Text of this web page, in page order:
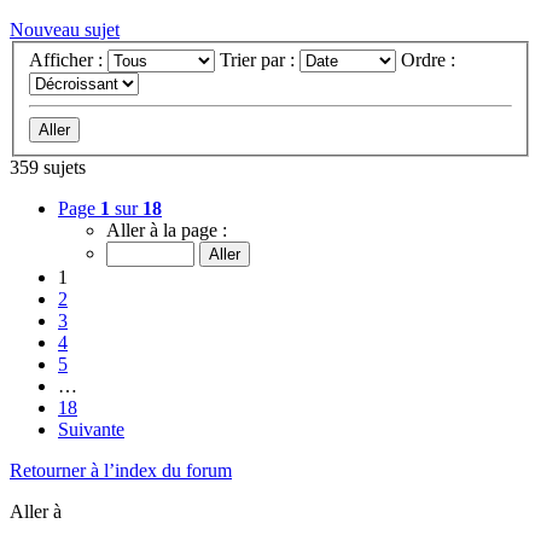
Nouveau sujet
Afficher :
Trier par : Ordre :
359 sujets
Page 1 sur 18
Aller à la page :
1
2
3
4
5
…
18
Suivante
Retourner à l’index du forum
Aller à